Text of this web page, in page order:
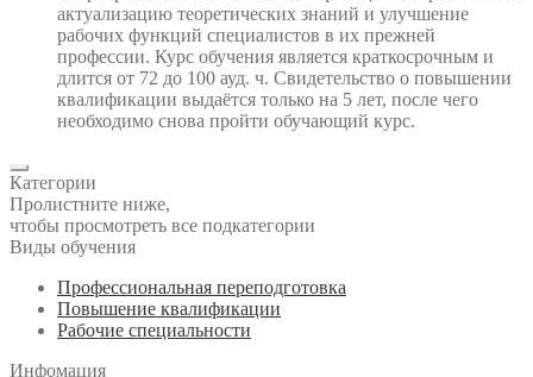
актуализацию теоретических знаний и улучшение
рабочих функций специалистов в их прежней
профессии. Курс обучения является краткосрочным и
длится от 72 до 100 ауд. ч. Свидетельство о повышении
квалификации выдаётся только на 5 лет, после чего
необходимо снова пройти обучающий курс.
Категории
Пролистните ниже,
чтобы просмотреть все подкатегории
Виды обучения
Профессиональная переподготовка
Повышение квалификации
Рабочие специальности
Инфомация